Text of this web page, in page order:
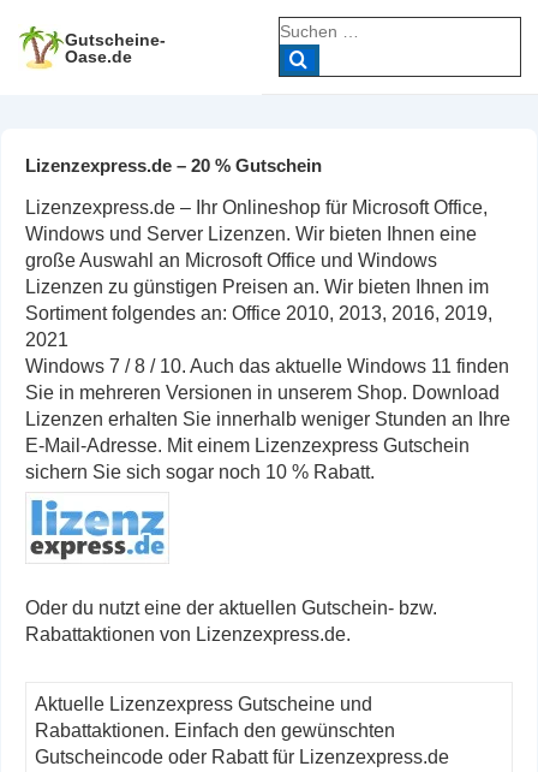
Zum
Inhalt
Gutscheine-
Oase.de
Suche
nach:
Lizenzexpress.de – 20 % Gutschein
Lizenzexpress.de – Ihr Onlineshop für Microsoft Office,
Windows und Server Lizenzen. Wir bieten Ihnen eine
große Auswahl an Microsoft Office und Windows
Lizenzen zu günstigen Preisen an. Wir bieten Ihnen im
Sortiment folgendes an: Office 2010, 2013, 2016, 2019,
2021
Windows 7 / 8 / 10. Auch das aktuelle Windows 11 finden
Sie in mehreren Versionen in unserem Shop. Download
Lizenzen erhalten Sie innerhalb weniger Stunden an Ihre
E-Mail-Adresse. Mit einem Lizenzexpress Gutschein
sichern Sie sich sogar noch 10 % Rabatt.
Oder du nutzt eine der aktuellen Gutschein- bzw.
Rabattaktionen von Lizenzexpress.de.
Aktuelle Lizenzexpress Gutscheine und
Rabattaktionen. Einfach den gewünschten
Gutscheincode oder Rabatt für Lizenzexpress.de